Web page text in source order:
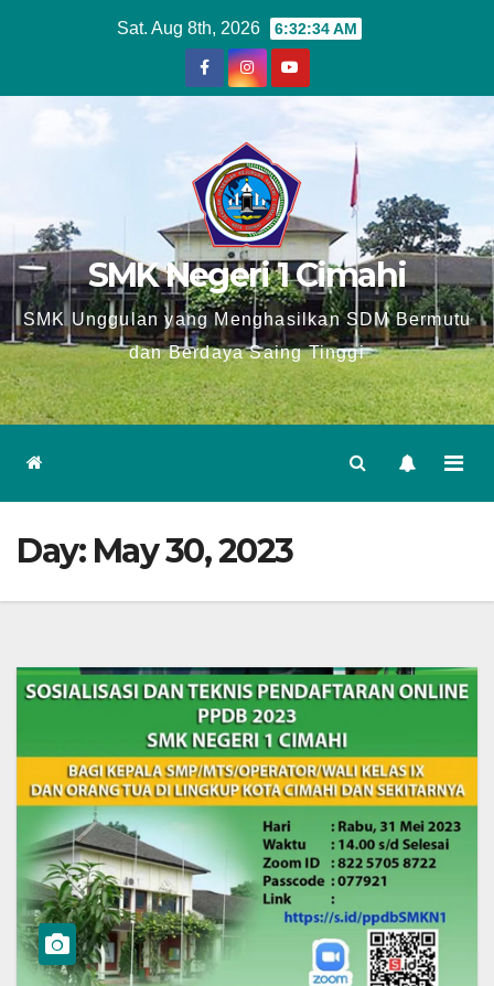
Sat. Aug 8th, 2026 6:32:34 AM
SMK Negeri 1 Cimahi
SMK Unggulan yang Menghasilkan SDM Bermutu
dan Berdaya Saing Tinggi
Day: May 30, 2023